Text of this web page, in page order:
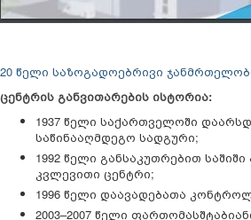
20 წელი საზოგადოებრივი
ცენტრის განვითარების ისტორია:
1937 წელი საქართველოში
საწინააღმდეგო სადგური;
1992 წელი განსაკუთრებით
კვლევითი ცენტრი;
1996 წელი დაავადებათა
2003–2007 წელი